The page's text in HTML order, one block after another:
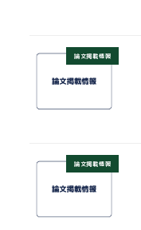
論文掲載情報
論文掲載情報